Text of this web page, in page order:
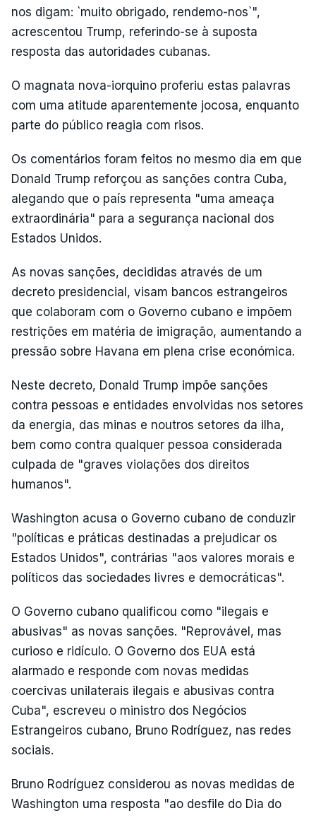
nos digam: `muito obrigado, rendemo-nos`",
acrescentou Trump, referindo-se à suposta
resposta das autoridades cubanas.
O magnata nova-iorquino proferiu estas palavras
com uma atitude aparentemente jocosa, enquanto
parte do público reagia com risos.
Os comentários foram feitos no mesmo dia em que
Donald Trump reforçou as sanções contra Cuba,
alegando que o país representa "uma ameaça
extraordinária" para a segurança nacional dos
Estados Unidos.
As novas sanções, decididas através de um
decreto presidencial, visam bancos estrangeiros
que colaboram com o Governo cubano e impõem
restrições em matéria de imigração, aumentando a
pressão sobre Havana em plena crise económica.
Neste decreto, Donald Trump impõe sanções
contra pessoas e entidades envolvidas nos setores
da energia, das minas e noutros setores da ilha,
bem como contra qualquer pessoa considerada
culpada de "graves violações dos direitos
humanos".
Washington acusa o Governo cubano de conduzir
"políticas e práticas destinadas a prejudicar os
Estados Unidos", contrárias "aos valores morais e
políticos das sociedades livres e democráticas".
O Governo cubano qualificou como "ilegais e
abusivas" as novas sanções. "Reprovável, mas
curioso e ridículo. O Governo dos EUA está
alarmado e responde com novas medidas
coercivas unilaterais ilegais e abusivas contra
Cuba", escreveu o ministro dos Negócios
Estrangeiros cubano, Bruno Rodríguez, nas redes
sociais.
Bruno Rodríguez considerou as novas medidas de
Washington uma resposta "ao desfile do Dia do